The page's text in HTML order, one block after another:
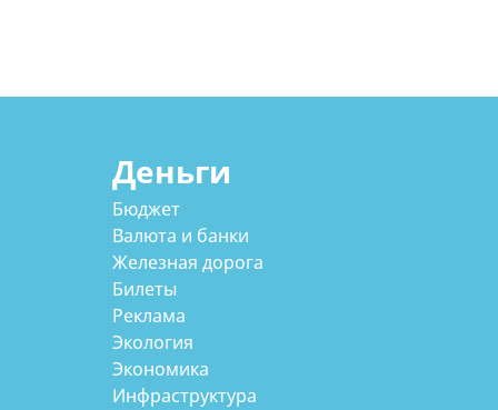
Деньги
Бюджет
Валюта и банки
Железная дорога
Билеты
Реклама
Экология
Экономика
Инфраструктура